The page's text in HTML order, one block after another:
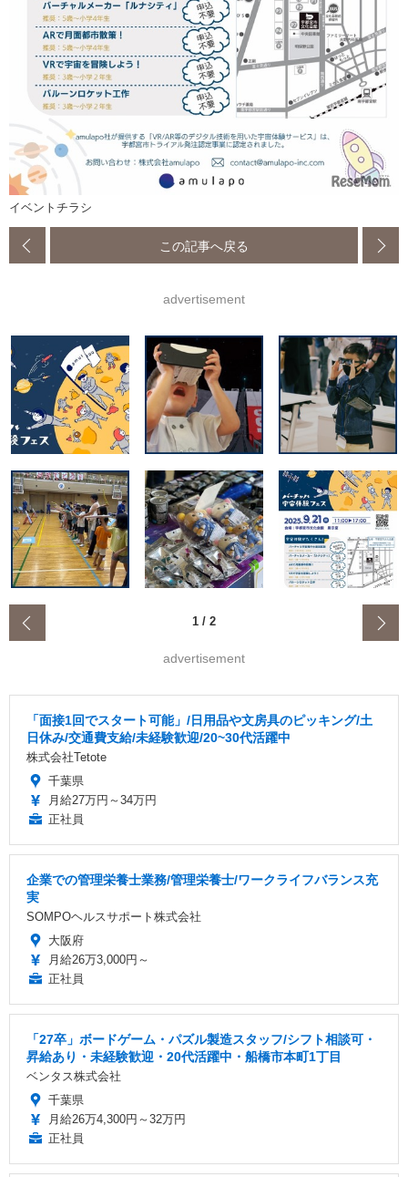
イベントチラシ
この記事へ戻る
advertisement
1 / 2
advertisement
「面接1回でスタート可能」/日用品や文房具のピッキング/土
日休み/交通費支給/未経験歓迎/20~30代活躍中
株式会社Tetote
千葉県
月給27万円～34万円
正社員
企業での管理栄養士業務/管理栄養士/ワークライフバランス充
実
SOMPOヘルスサポート株式会社
大阪府
月給26万3,000円～
正社員
「27卒」ボードゲーム・パズル製造スタッフ/シフト相談可・
昇給あり・未経験歓迎・20代活躍中・船橋市本町1丁目
ベンタス株式会社
千葉県
月給26万4,300円～32万円
正社員